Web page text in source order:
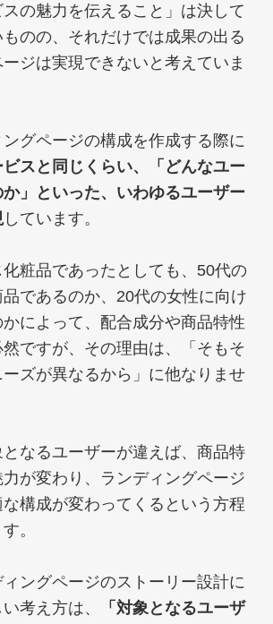
スの魅力を伝えること」は決して
のの、それだけでは成果の出る
ジは実現できないと考えていま
グページの構成を作成する際に
スと同じくらい、「どんなユー
」といった、いわゆるユーザー
しています。
粧品であったとしても、50代の
であるのか、20代の女性に向け
によって、配合成分や商品特性
ですが、その理由は、「そもそ
ズが異なるから」に他なりませ
なるユーザーが違えば、商品特
が変わり、ランディングページ
構成が変わってくるという方程
。
ングページのストーリー設計に
考え方は、
「 対象となるユーザ